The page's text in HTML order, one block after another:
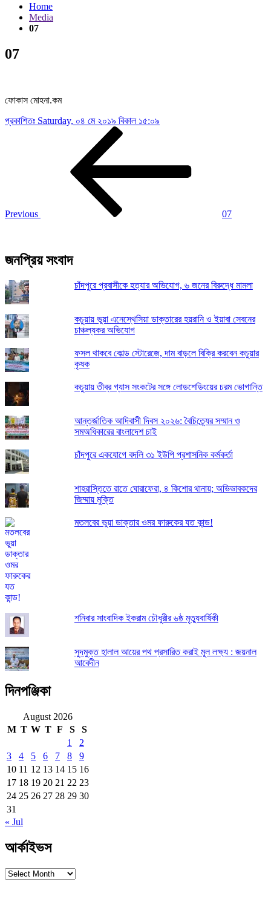
Home
Media
07
07
ফোকাস মোহনা.কম
প্রকাশিতঃ Saturday, ০৪ মে ২০১৯ বিকাল ১৫:০৯
Previous 07
জনপ্রিয় সংবাদ
চাঁদপুরে প্রবাসীকে হত্যার অভিযোগ, ৬ জনের বিরুদ্ধে মামলা
কচুয়ায় ভুয়া এনেস্থেসিয়া ডাক্তারের হয়রানি ও ইয়াবা সেবনের
চাঞ্চল্যকর অভিযোগ
ফসল থাকবে কোল্ড স্টোরেজে, দাম বাড়লে বিক্রি করবেন কচুয়ার
কৃষক
কচুয়ায় তীব্র গ্যাস সংকটের সঙ্গে লোডশেডিংয়ের চরম ভোগান্তি
আন্তর্জাতিক আদিবাসী দিবস ২০২৬: বৈচিত্র্যের সম্মান ও
সমঅধিকারের বাংলাদেশ চাই
চাঁদপুরে একযোগে বদলি ৩১ ইউপি প্রশাসনিক কর্মকর্তা
শাহরাস্তিতে রাতে ঘোরাফেরা, ৪ কিশোর থানায়; অভিভাবকদের
জিম্মায় মুক্তি
মতলবের ভুয়া ডাক্তার ওমর ফারুকের যত কান্ড!
শনিবার সাংবাদিক ইকরাম চৌধুরীর ৬ষ্ঠ মৃত্যুবার্ষিকী
সুদমুক্ত হালাল আয়ের পথ প্রসারিত করাই মূল লক্ষ্য : জয়নাল
আবেদীন
দিনপঞ্জিকা
August 2026
M T W T F S
S
1
2
3
4 5 6 7 8
9
10 11 12 13 14 15 16
17 18 19 20 21 22 23
24 25 26 27 28 29 30
31
« Jul
আর্কাইভস
আর্কাইভস